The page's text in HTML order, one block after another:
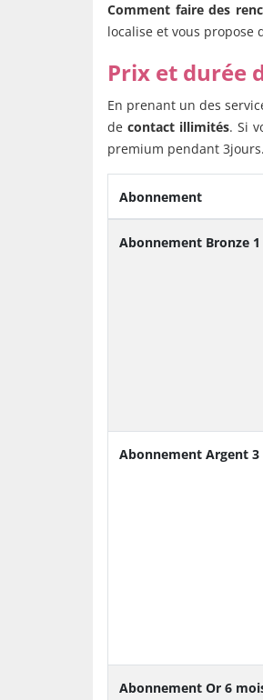
Comment faire des
localise et vous propose
Prix et durée
En prenant un des
decontact illimités. Si
premium pendant 3jours.
Abonnement
Abonnement Bronze
Abonnement Argent 3
Abonnement Or 6